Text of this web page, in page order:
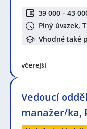
39 000 – 43
Plný úvazek,
Vhodné také
včerejší
Vedoucí
manažer/ka,